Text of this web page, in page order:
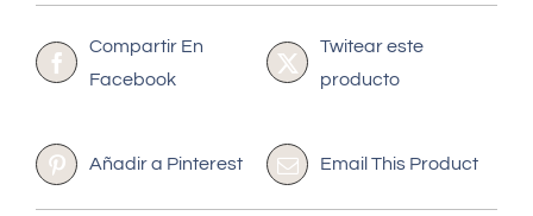
Compartir En
Facebook
Twitear este
producto
Añadir a Pinterest Email This Product